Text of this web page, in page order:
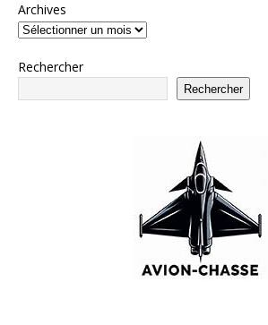
Archives
Rechercher
Rechercher